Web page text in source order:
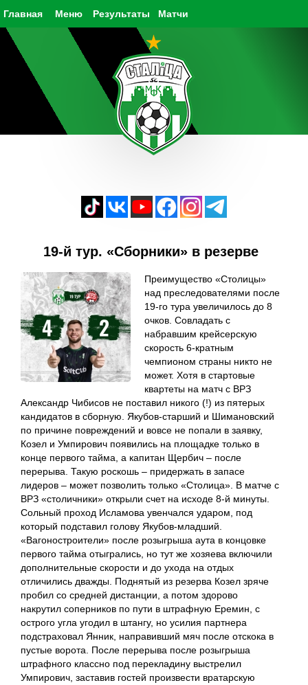
Главная Результаты Матчи
Меню
19-й тур. «Сборники» в резерве
Преимущество «Столицы»
над преследователями после
19-го тура увеличилось до 8
очков. Совладать с
набравшим крейсерскую
скорость 6-кратным
чемпионом страны никто не
может. Хотя в стартовые
квартеты на матч с ВРЗ
Александр Чибисов не поставил никого (!) из пятерых
кандидатов в сборную. Якубов-старший и Шимановский
по причине повреждений и вовсе не попали в заявку,
Козел и Умпирович появились на площадке только в
конце первого тайма, а капитан Щербич – после
перерыва. Такую роскошь – придержать в запасе
лидеров – может позволить только «Столица». В матче с
ВРЗ «столичники» открыли счет на исходе 8-й минуты.
Сольный проход Исламова увенчался ударом, под
который подставил голову Якубов-младший.
«Вагоностроители» после розыгрыша аута в концовке
первого тайма отыгрались, но тут же хозяева включили
дополнительные скорости и до ухода на отдых
отличились дважды. Поднятый из резерва Козел зряче
пробил со средней дистанции, а потом здорово
накрутил соперников по пути в штрафную Еремин, с
острого угла угодил в штангу, но усилия партнера
подстраховал Янник, направивший мяч после отскока в
пустые ворота. После перерыва после розыгрыша
штрафного классно под перекладину выстрелил
Умпирович, заставив гостей произвести вратарскую